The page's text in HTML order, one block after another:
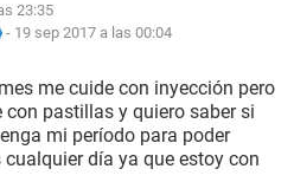
23:35
- 19 sep 2017 a las 00:04
me cuide con inyección pero
pastillas y quiero saber si
mi período para poder
día ya que estoy con